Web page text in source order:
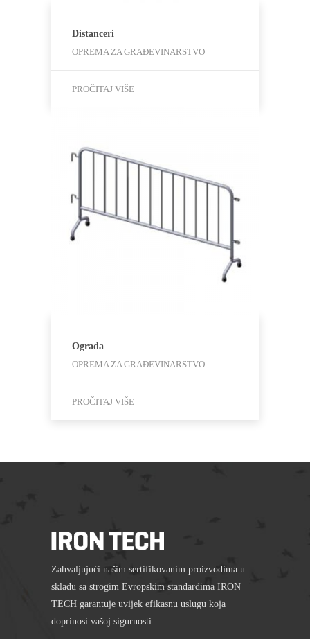
Distanceri
OPREMA ZA GRAĐEVINARSTVO
PROČITAJ VIŠE
Ograda
OPREMA ZA GRAĐEVINARSTVO
PROČITAJ VIŠE
Zahvaljujući našim sertifikovanim proizvodima u
skladu sa strogim Evropskim standardima IRON
TECH garantuje uvijek efikasnu uslugu koja
doprinosi vašoj sigurnosti.